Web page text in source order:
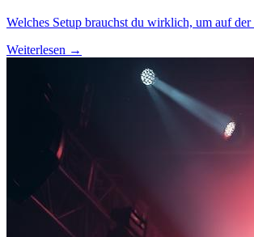
Welches Setup brauchst du wirklich, um auf
Weiterlesen →